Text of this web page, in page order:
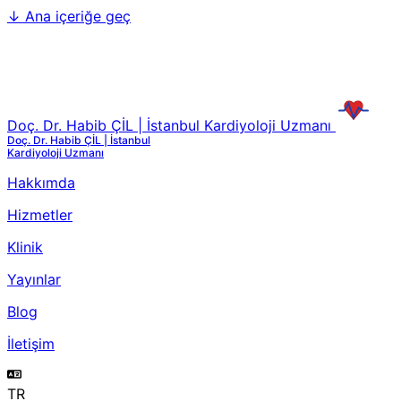
↓ Ana içeriğe geç
Doç. Dr. Habib ÇİL | İstanbul Kardiyoloji Uzmanı
Doç. Dr. Habib ÇİL | İstanbul
Kardiyoloji Uzmanı
Hakkımda
Hizmetler
Klinik
Yayınlar
Blog
İletişim
TR